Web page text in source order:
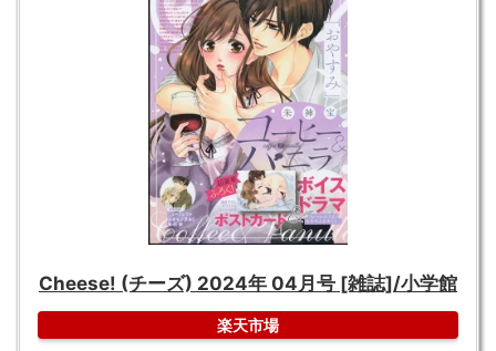
Cheese! (チーズ) 2024年 04月号 [雑誌]/小学館
楽天市場